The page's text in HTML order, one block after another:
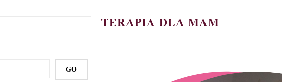
TERAPIA DLA MAM